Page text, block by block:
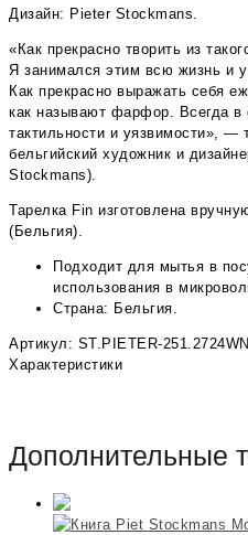
Дизайн: Pieter Stockmans.
«Как прекрасно творить из
Я занимался этим всю жизнь и
Как прекрасно выражать себя
как называют фарфор. Всегда
тактильности и уязвимости», —
бельгийский художник и
Stockmans).
Тарелка Fin изготовлена
(Бельгия).
Подходит для мытья в
использования в
Страна: Бельгия.
Артикул: ST.PIETER-251.2724WN
Характеристики
Дополнительные